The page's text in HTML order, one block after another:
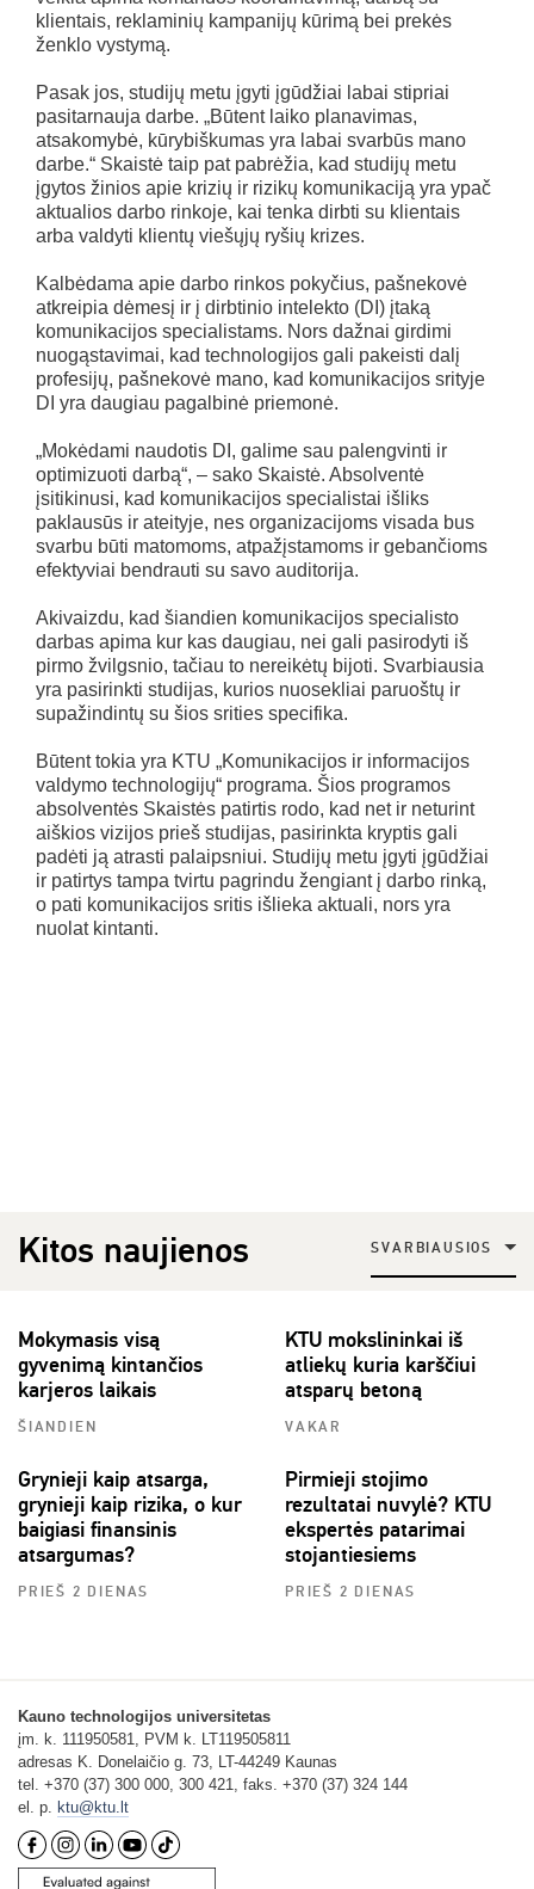
klientais, reklaminių kampanijų kūrimą bei prekės
ženklo vystymą.
Pasak jos, studijų metu įgyti įgūdžiai labai stipriai
pasitarnauja darbe. „Būtent laiko planavimas,
atsakomybė, kūrybiškumas yra labai svarbūs mano
darbe.“ Skaistė taip pat pabrėžia, kad studijų metu
įgytos žinios apie krizių ir rizikų komunikaciją yra ypač
aktualios darbo rinkoje, kai tenka dirbti su klientais
arba valdyti klientų viešųjų ryšių krizes.
Kalbėdama apie darbo rinkos pokyčius, pašnekovė
atkreipia dėmesį ir į dirbtinio intelekto (DI) įtaką
komunikacijos specialistams. Nors dažnai girdimi
nuogąstavimai, kad technologijos gali pakeisti dalį
profesijų, pašnekovė mano, kad komunikacijos srityje
DI yra daugiau pagalbinė priemonė.
„Mokėdami naudotis DI, galime sau palengvinti ir
optimizuoti darbą“, – sako Skaistė. Absolventė
įsitikinusi, kad komunikacijos specialistai išliks
paklausūs ir ateityje, nes organizacijoms visada bus
svarbu būti matomoms, atpažįstamoms ir gebančioms
efektyviai bendrauti su savo auditorija.
Akivaizdu, kad šiandien komunikacijos specialisto
darbas apima kur kas daugiau, nei gali pasirodyti iš
pirmo žvilgsnio, tačiau to nereikėtų bijoti. Svarbiausia
yra pasirinkti studijas, kurios nuosekliai paruoštų ir
supažindintų su šios srities specifika.
Būtent tokia yra KTU „Komunikacijos ir informacijos
valdymo technologijų“ programa. Šios programos
absolventės Skaistės patirtis rodo, kad net ir neturint
aiškios vizijos prieš studijas, pasirinkta kryptis gali
padėti ją atrasti palaipsniui. Studijų metu įgyti įgūdžiai
ir patirtys tampa tvirtu pagrindu žengiant į darbo rinką,
o pati komunikacijos sritis išlieka aktuali, nors yra
nuolat kintanti.
Kitos naujienos SVARBIAUSIOS
Mokymasis visą
gyvenimą kintančios
karjeros laikais
ŠIANDIEN
KTU mokslininkai iš
atliekų kuria karščiui
atsparų betoną
VAKAR
Grynieji kaip atsarga,
grynieji kaip rizika, o kur
baigiasi finansinis
atsargumas?
PRIEŠ 2 DIENAS
Pirmieji stojimo
rezultatai nuvylė? KTU
ekspertės patarimai
stojantiesiems
PRIEŠ 2 DIENAS
Kauno technologijos universitetas
įm. k. 111950581, PVM k. LT119505811
adresas K. Donelaičio g. 73, LT-44249 Kaunas
tel. +370 (37) 300 000, 300 421, faks. +370 (37) 324 144
el. p. ktu@ktu.lt